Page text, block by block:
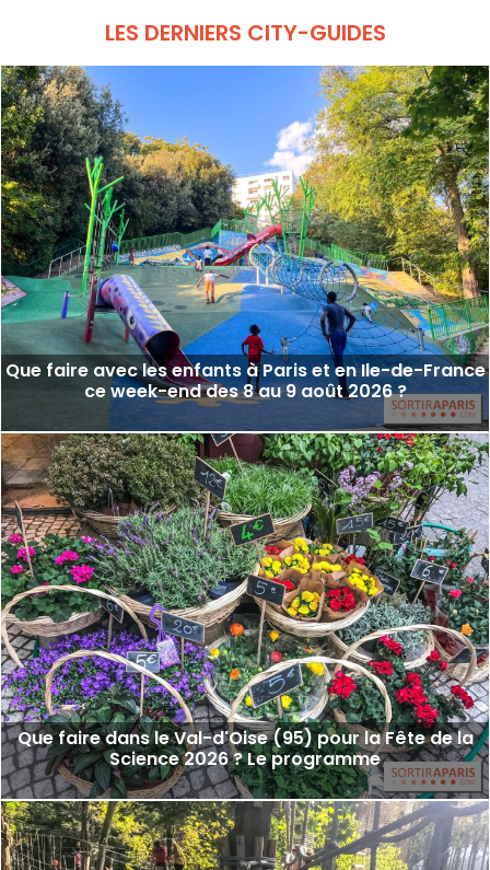
LES DERNIERS CITY-GUIDES
Que faire avec les enfants à Paris et en Ile-de-France
ce week-end des 8 au 9 août 2026 ?
Que faire dans le Val-d'Oise (95) pour la Fête de la
Science 2026 ? Le programme